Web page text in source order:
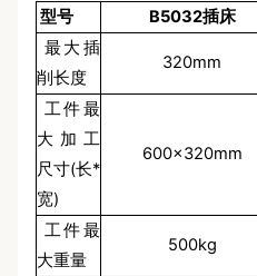
型号 B5032插床
最大插
削长度
320mm
工件最
大加工
尺寸(长*
宽)
600×320mm
工件最
大重量
500kg